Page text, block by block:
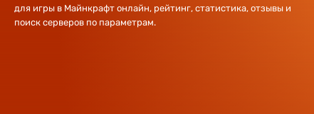
для игры в Майнкрафт онлайн, рейтинг, статистика, отзывы и
поиск серверов по параметрам.